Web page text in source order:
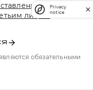
лицам.*
обязательными
Privacy
notice